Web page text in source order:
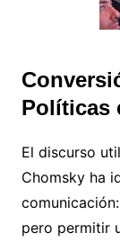
Políticas
El discurso
Chomsky ha
pero permitir